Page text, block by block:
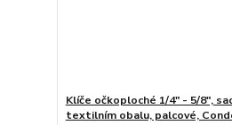
Klíče očkoploché 1/4" - 5/8",
textilním obalu, palcové,